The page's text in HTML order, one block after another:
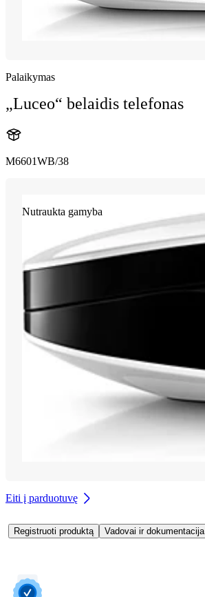
Palaikymas
„Luceo“ belaidis telefonas
M6601WB/38
Nutraukta gamyba
Eiti į parduotuvę
Registruoti produktą Vadovai ir dokumentacija